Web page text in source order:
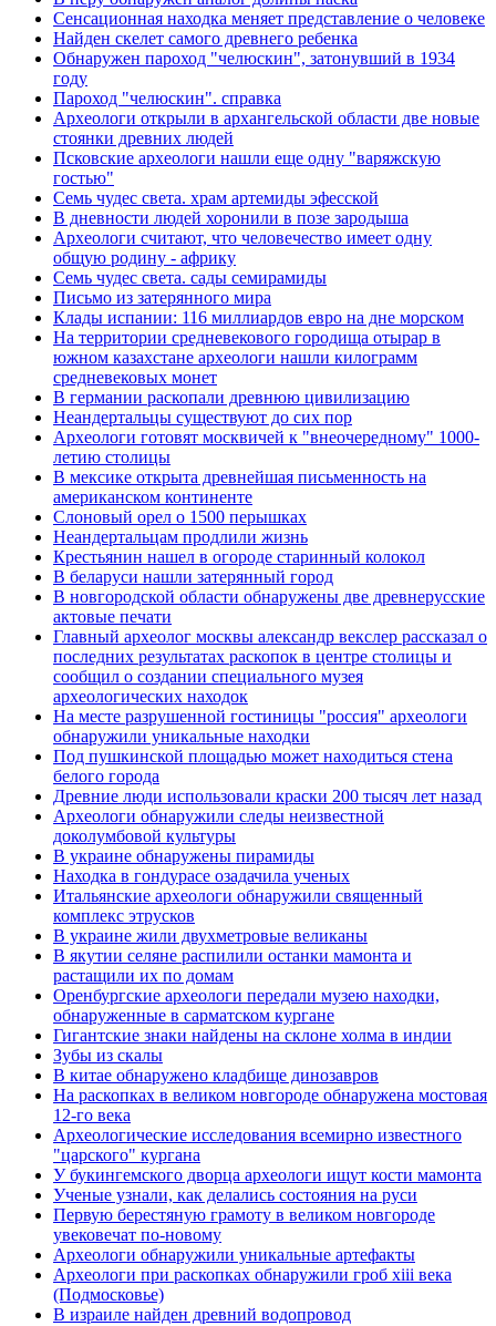
Сенсационная находка меняет представление о человеке
Найден скелет самого древнего ребенка
Обнаружен пароход "челюскин", затонувший в 1934
году
Пароход "челюскин". справка
Археологи открыли в архангельской области две новые
стоянки древних людей
Псковские археологи нашли еще одну "варяжскую
гостью"
Семь чудес света. храм артемиды эфесской
В дневности людей хоронили в позе зародыша
Археологи считают, что человечество имеет одну
общую родину - африку
Семь чудес света. сады семирамиды
Письмо из затерянного мира
Клады испании: 116 миллиардов евро на дне морском
На территории средневекового городища отырар в
южном казахстане археологи нашли килограмм
средневековых монет
В германии раскопали древнюю цивилизацию
Неандертальцы существуют до сих пор
Археологи готовят москвичей к "внеочередному" 1000-
летию столицы
В мексике открыта древнейшая письменность на
американском континенте
Слоновый орел о 1500 перышках
Неандертальцам продлили жизнь
Крестьянин нашел в огороде старинный колокол
В беларуси нашли затерянный город
В новгородской области обнаружены две древнерусские
актовые печати
Главный археолог москвы александр векслер рассказал о
последних результатах раскопок в центре столицы и
сообщил о создании специального музея
археологических находок
На месте разрушенной гостиницы "россия" археологи
обнаружили уникальные находки
Под пушкинской площадью может находиться стена
белого города
Древние люди использовали краски 200 тысяч лет назад
Археологи обнаружили следы неизвестной
доколумбовой культуры
В украине обнаружены пирамиды
Находка в гондурасе озадачила ученых
Итальянские археологи обнаружили священный
комплекс этрусков
В украине жили двухметровые великаны
В якутии селяне распилили останки мамонта и
растащили их по домам
Оренбургские археологи передали музею находки,
обнаруженные в сарматском кургане
Гигантские знаки найдены на склоне холма в индии
Зубы из скалы
В китае обнаружено кладбище динозавров
На раскопках в великом новгороде обнаружена мостовая
12-го века
Археологические исследования всемирно известного
"царского" кургана
У букингемского дворца археологи ищут кости мамонта
Ученые узнали, как делались состояния на руси
Первую берестяную грамоту в великом новгороде
увековечат по-новому
Археологи обнаружили уникальные артефакты
Археологи при раскопках обнаружили гроб xiii века
(Подмосковье)
В израиле найден древний водопровод